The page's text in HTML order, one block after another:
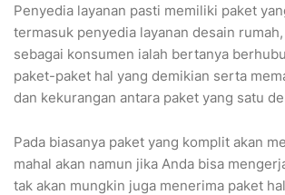
Penyedia layanan pasti memiliki paket
termasuk penyedia layanan desain
sebagai konsumen ialah bertanya
paket-paket hal yang demikian serta
dan kekurangan antara paket yang satu
Pada biasanya paket yang komplit akan
mahal akan namun jika Anda bisa
tak akan mungkin juga menerima paket